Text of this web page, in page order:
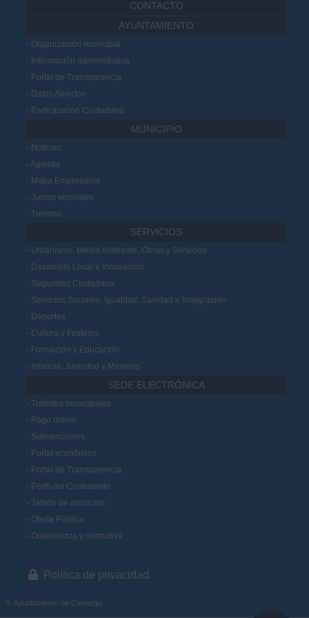
CONTACTO
AYUNTAMIENTO
Organización municipal
Información administrativa
Portal de Transparencia
Datos Abiertos
Participación Ciudadana
MUNICIPIO
Noticias
Agenda
Mapa Empresarial
Juntas vecinales
Turismo
SERVICIOS
Urbanismo, Medio Ambiente, Obras y Servicios
Desarrollo Local e Innovación
Seguridad Ciudadana
Servicios Sociales, Igualdad, Sanidad e Inmigración
Deportes
Cultura y Festejos
Formación y Educación
Infancia, Juventud y Mayores
SEDE ELECTRÓNICA
Trámites municipales
Pago online
Subvenciones
Portal económico
Portal de Transparencia
Perfil del Contratante
Tablón de anuncios
Oferta Pública
Ordenanzas y normativa
Política de privacidad
© Ayuntamiento de Camargo